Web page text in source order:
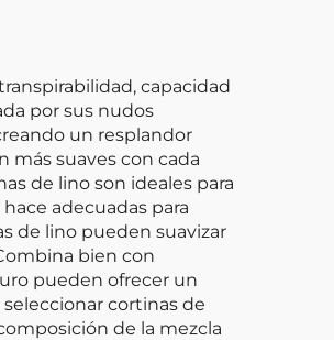
capacidad
por sus nudos
un resplandor
más suaves con cada
de lino son ideales para
adecuadas para
de lino pueden suavizar
bien con
pueden ofrecer un
cortinas de
de la mezcla